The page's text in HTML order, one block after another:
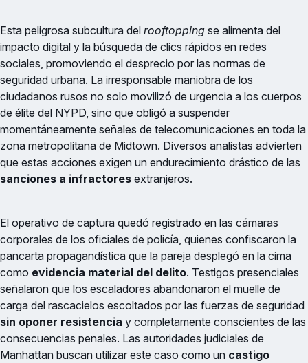
Esta peligrosa subcultura del rooftopping se alimenta del
impacto digital y la búsqueda de clics rápidos en redes
sociales, promoviendo el desprecio por las normas de
seguridad urbana. La irresponsable maniobra de los
ciudadanos rusos no solo movilizó de urgencia a los cuerpos
de élite del NYPD, sino que obligó a suspender
momentáneamente señales de telecomunicaciones en toda la
zona metropolitana de Midtown. Diversos analistas advierten
que estas acciones exigen un endurecimiento drástico de las
sanciones a infractores extranjeros.
El operativo de captura quedó registrado en las cámaras
corporales de los oficiales de policía, quienes confiscaron la
pancarta propagandística que la pareja desplegó en la cima
como evidencia material del delito. Testigos presenciales
señalaron que los escaladores abandonaron el muelle de
carga del rascacielos escoltados por las fuerzas de seguridad
sin oponer resistencia y completamente conscientes de las
consecuencias penales. Las autoridades judiciales de
Manhattan buscan utilizar este caso como un castigo